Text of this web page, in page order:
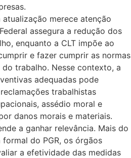
merece atenção
assegura a redução dos
enquanto a CLT impõe ao
e fazer cumprir as normas
trabalho. Nesse contexto, a
adequadas pode
trabalhistas
assédio moral e
danos morais e materiais.
a ganhar relevância. Mais do
do PGR, os órgãos
a efetividade das medidas